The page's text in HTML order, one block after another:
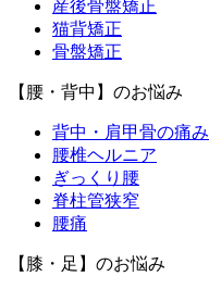
産後骨盤矯正
猫背矯正
骨盤矯正
【腰・背中】のお悩み
背中・肩甲骨の痛み
腰椎ヘルニア
ぎっくり腰
脊柱管狭窄
腰痛
【膝・足】のお悩み